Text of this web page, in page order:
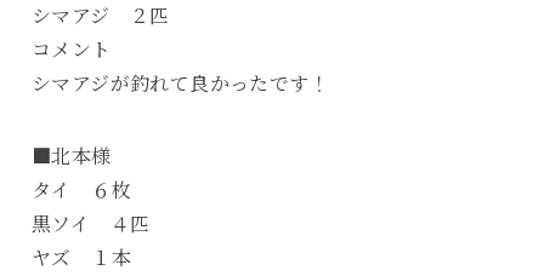
シマアジ ２匹
コメント
シマアジが釣れて良かったです！
■北本様
タイ ６枚
黒ソイ ４匹
ヤズ １本